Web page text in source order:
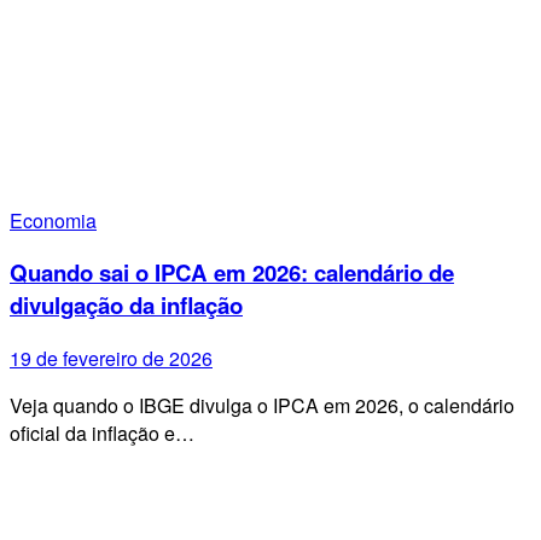
Economia
Quando sai o IPCA em 2026: calendário de
divulgação da inflação
19 de fevereiro de 2026
Veja quando o IBGE divulga o IPCA em 2026, o calendário
oficial da inflação e…